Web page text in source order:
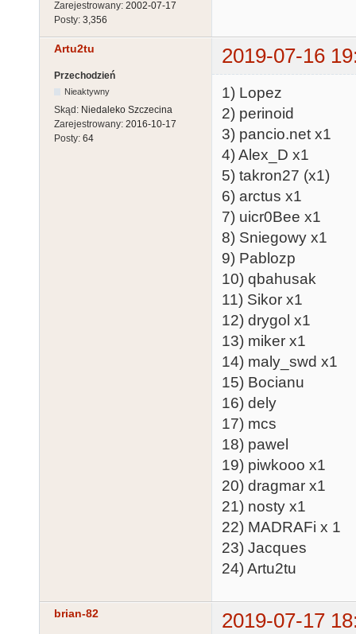
Zarejestrowany: 2002-07-17
Posty: 3,356
Artu2tu 2019-07-16
Przechodzień
Nieaktywny
Skąd: Niedaleko Szczecina
Zarejestrowany: 2016-10-17
Posty: 64
1) Lopez
2) perinoid
3) pancio.net x1
4) Alex_D x1
5) takron27 (x1)
6) arctus x1
7) uicr0Bee x1
8) Sniegowy x1
9) Pablozp
10) qbahusak
11) Sikor x1
12) drygol x1
13) miker x1
14) maly_swd x1
15) Bocianu
16) dely
17) mcs
18) pawel
19) piwkooo x1
20) dragmar x1
21) nosty x1
22) MADRAFi x 1
23) Jacques
24) Artu2tu
brian-82 2019-07-17